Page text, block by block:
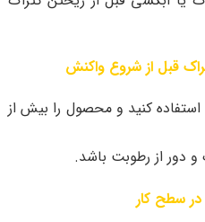
قبل از شروع واکنش
کنید و محصول را بیش از
دور از رطوبت باشد.
سطح کار